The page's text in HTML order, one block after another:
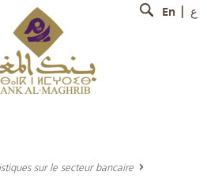
En ع
sur le secteur bancaire